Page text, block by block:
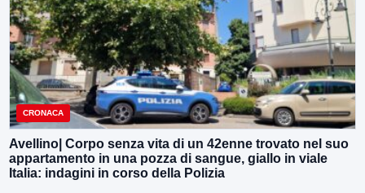
CRONACA
Avellino| Corpo senza vita di un 42enne trovato nel suo
appartamento in una pozza di sangue, giallo in viale
Italia: indagini in corso della Polizia